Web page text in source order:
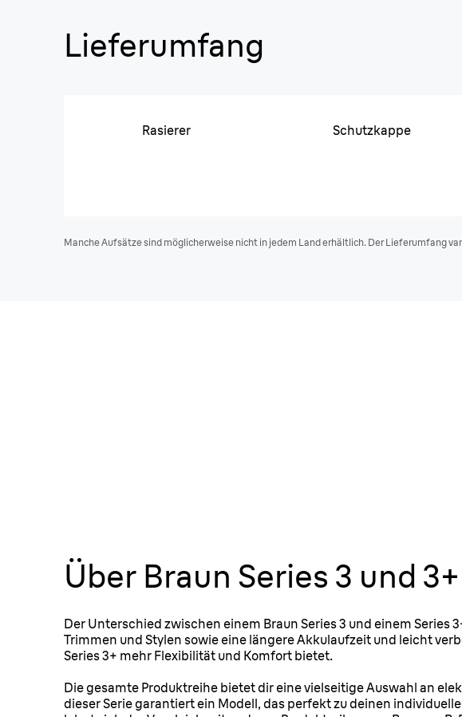
Lieferumfang
Rasierer Schutzkappe
Manche Aufsätze sind möglicherweise nicht in jedem Land erhältlich. Der Lieferumfang
Über Braun Series 3 und
Der Unterschied zwischen einem Braun Series 3 und einem
Trimmen und Stylen sowie eine längere Akkulaufzeit und leicht
Series 3+ mehr Flexibilität und Komfort bietet.
Die gesamte Produktreihe bietet dir eine vielseitige Auswahl an
dieser Serie garantiert ein Modell, das perfekt zu deinen